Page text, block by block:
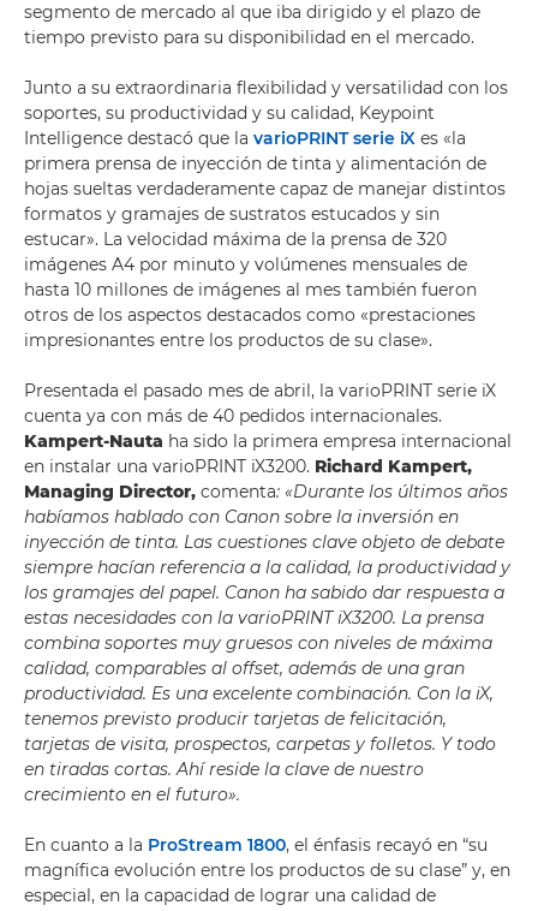
segmento de mercado al que iba dirigido y el plazo de
tiempo previsto para su disponibilidad en el mercado.
Junto a su extraordinaria flexibilidad y versatilidad con los
soportes, su productividad y su calidad, Keypoint
Intelligence destacó que la varioPRINT serie iX es «la
primera prensa de inyección de tinta y alimentación de
hojas sueltas verdaderamente capaz de manejar distintos
formatos y gramajes de sustratos estucados y sin
estucar». La velocidad máxima de la prensa de 320
imágenes A4 por minuto y volúmenes mensuales de
hasta 10 millones de imágenes al mes también fueron
otros de los aspectos destacados como «prestaciones
impresionantes entre los productos de su clase».
Presentada el pasado mes de abril, la varioPRINT serie iX
cuenta ya con más de 40 pedidos internacionales.
Kampert-Nauta ha sido la primera empresa internacional
en instalar una varioPRINT iX3200. Richard Kampert,
Managing Director, comenta: «Durante los últimos años
habíamos hablado con Canon sobre la inversión en
inyección de tinta. Las cuestiones clave objeto de debate
siempre hacían referencia a la calidad, la productividad y
los gramajes del papel. Canon ha sabido dar respuesta a
estas necesidades con la varioPRINT iX3200. La prensa
combina soportes muy gruesos con niveles de máxima
calidad, comparables al offset, además de una gran
productividad. Es una excelente combinación. Con la iX,
tenemos previsto producir tarjetas de felicitación,
tarjetas de visita, prospectos, carpetas y folletos. Y todo
en tiradas cortas. Ahí reside la clave de nuestro
crecimiento en el futuro».
En cuanto a la ProStream 1800, el énfasis recayó en “su
magnífica evolución entre los productos de su clase” y, en
especial, en la capacidad de lograr una calidad de